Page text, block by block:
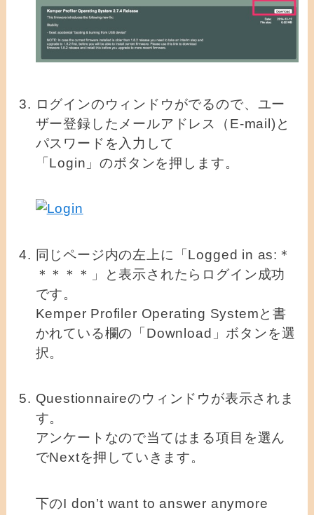
ログインのウィンドウがでるので、ユー
ザー登録したメールアドレス（E-mail)と
パスワードを入力して
「Login」のボタンを押します。
同じページ内の左上に「Logged in as:＊
＊＊＊＊」と表示されたらログイン成功
です。
Kemper Profiler Operating Systemと書
かれている欄の「Download」ボタンを選
択。
Questionnaireのウィンドウが表示されま
す。
アンケートなので当てはまる項目を選ん
でNextを押していきます。
下のI don’t want to answer anymore